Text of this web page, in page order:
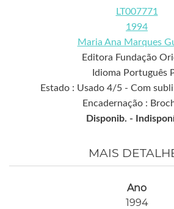
LT007771
1994
Maria Ana Marques
Editora Fundação
Idioma Português
Estado : Usado 4/5 - Com
Encadernação :
Disponib. -
MAIS
Ano
1994